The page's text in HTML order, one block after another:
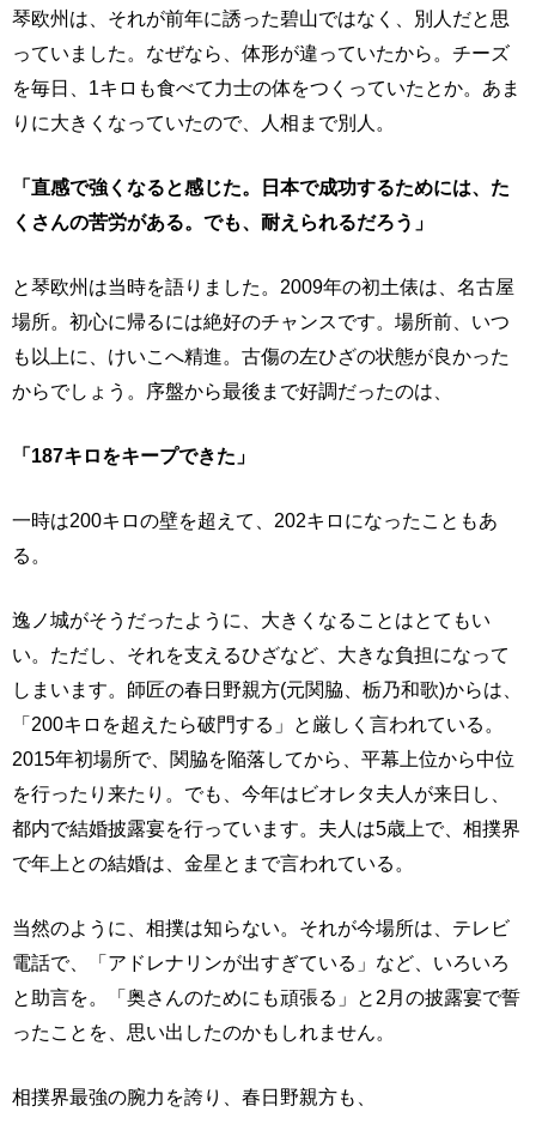
琴欧州は、それが前年に誘った碧山ではなく、別人だと思
っていました。なぜなら、体形が違っていたから。チーズ
を毎日、1キロも食べて力士の体をつくっていたとか。あま
りに大きくなっていたので、人相まで別人。
「直感で強くなると感じた。日本で成功するためには、た
くさんの苦労がある。でも、耐えられるだろう」
と琴欧州は当時を語りました。2009年の初土俵は、名古屋
場所。初心に帰るには絶好のチャンスです。場所前、いつ
も以上に、けいこへ精進。古傷の左ひざの状態が良かった
からでしょう。序盤から最後まで好調だったのは、
「187キロをキープできた」
一時は200キロの壁を超えて、202キロになったこともあ
る。
逸ノ城がそうだったように、大きくなることはとてもい
い。ただし、それを支えるひざなど、大きな負担になって
しまいます。師匠の春日野親方(元関脇、栃乃和歌)からは、
「200キロを超えたら破門する」と厳しく言われている。
2015年初場所で、関脇を陥落してから、平幕上位から中位
を行ったり来たり。でも、今年はビオレタ夫人が来日し、
都内で結婚披露宴を行っています。夫人は5歳上で、相撲界
で年上との結婚は、金星とまで言われている。
当然のように、相撲は知らない。それが今場所は、テレビ
電話で、「アドレナリンが出すぎている」など、いろいろ
と助言を。「奥さんのためにも頑張る」と2月の披露宴で誓
ったことを、思い出したのかもしれません。
相撲界最強の腕力を誇り、春日野親方も、